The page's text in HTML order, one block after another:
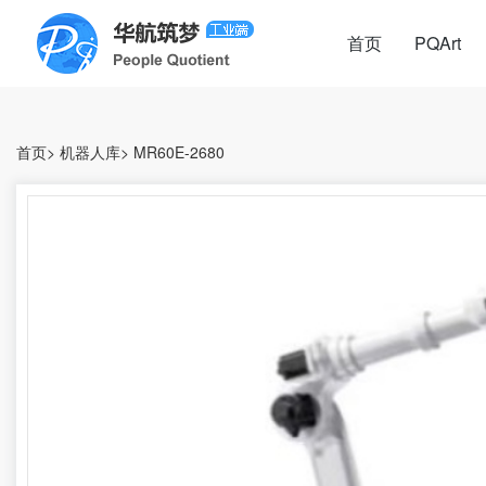
首页 PQArt
首页> 机器人库> MR60E-2680